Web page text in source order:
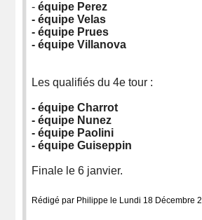
-équipe Perez
- équipe Velas
- équipe Prues
- équipe Villanova
Les qualifiés du 4e tour :
- équipe Charrot
- équipe Nunez
- équipe Paolini
- équipe Guiseppin
Finale le 6 janvier.
Rédigé par Philippe le Lundi 18 Décembre